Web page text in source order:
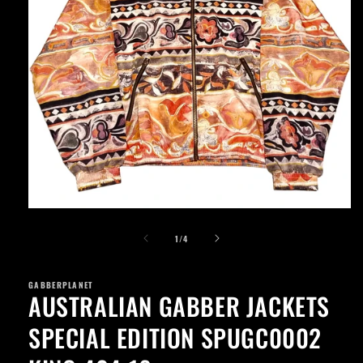
modale
1 /su
4
GABBERPLANET
AUSTRALIAN GABBER JACKETS
SPECIAL EDITION SPUGC0002